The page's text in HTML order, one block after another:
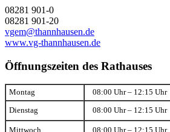
08281 901-0
08281 901-20
vgem@thannhausen.de
www.vg-thannhausen.de
Öffnungszeiten des Rathauses
Montag 08:00 Uhr – 12:15 Uhr
Dienstag 08:00 Uhr – 12:15 Uhr